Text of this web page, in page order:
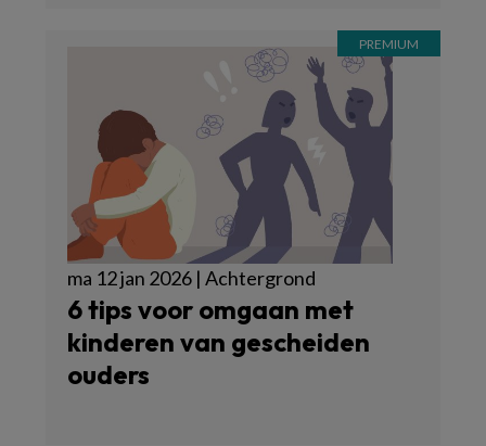
ma 12 jan 2026 | Achtergrond
6 tips voor omgaan met
kinderen van gescheiden
ouders